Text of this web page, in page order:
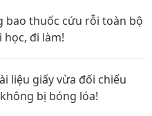
bao thuốc cứu rỗi toàn bộ
đi làm!
liệu giấy vừa đối chiếu
bị bóng lóa!